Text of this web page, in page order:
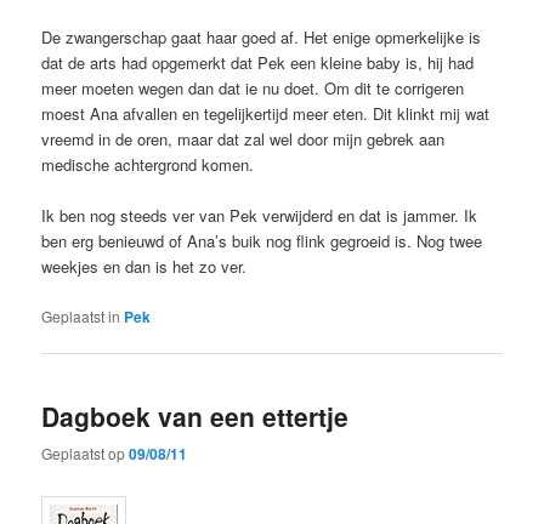
De zwangerschap gaat haar goed af. Het enige opmerkelijke is
dat de arts had opgemerkt dat Pek een kleine baby is, hij had
meer moeten wegen dan dat ie nu doet. Om dit te corrigeren
moest Ana afvallen en tegelijkertijd meer eten. Dit klinkt mij wat
vreemd in de oren, maar dat zal wel door mijn gebrek aan
medische achtergrond komen.
Ik ben nog steeds ver van Pek verwijderd en dat is jammer. Ik
ben erg benieuwd of Ana’s buik nog flink gegroeid is. Nog twee
weekjes en dan is het zo ver.
Geplaatst in Pek
Dagboek van een ettertje
Geplaatst op09/08/11